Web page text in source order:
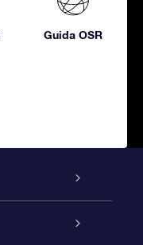
Guida OSR